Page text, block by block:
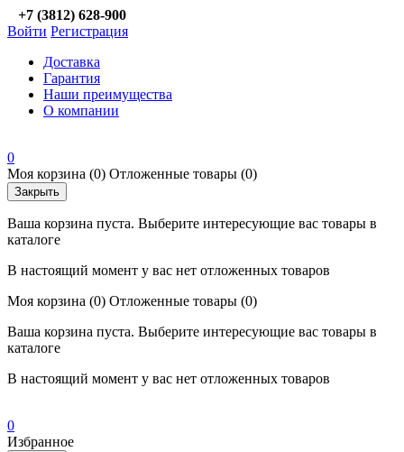
+7 (3812) 628-900
Войти Регистрация
Доставка
Гарантия
Наши преимущества
О компании
0
Моя корзина (0) Отложенные товары (0)
Закрыть
Ваша корзина пуста. Выберите интересующие вас товары в
каталоге
В настоящий момент у вас нет отложенных товаров
Моя корзина (0) Отложенные товары (0)
Ваша корзина пуста. Выберите интересующие вас товары в
каталоге
В настоящий момент у вас нет отложенных товаров
0
Избранное